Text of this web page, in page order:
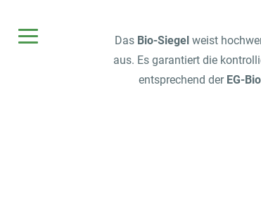
Das Bio-Siegel weist
aus. Es garantiert die
entsprechend der EG-